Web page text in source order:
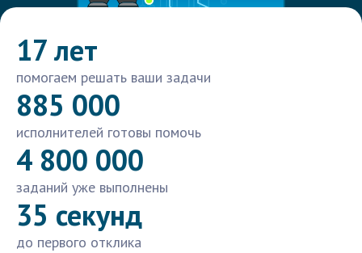
17 лет
помогаем решать ваши задачи
885 000
исполнителей готовы помочь
4 800 000
заданий уже выполнены
35 секунд
до первого отклика